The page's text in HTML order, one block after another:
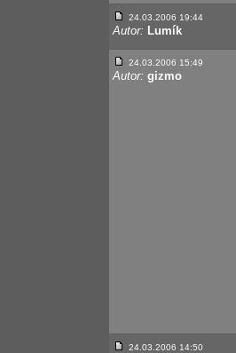
24.03.2006 19:44
Autor: Lumík
24.03.2006 15:49
Autor: gizmo
24.03.2006 14:50